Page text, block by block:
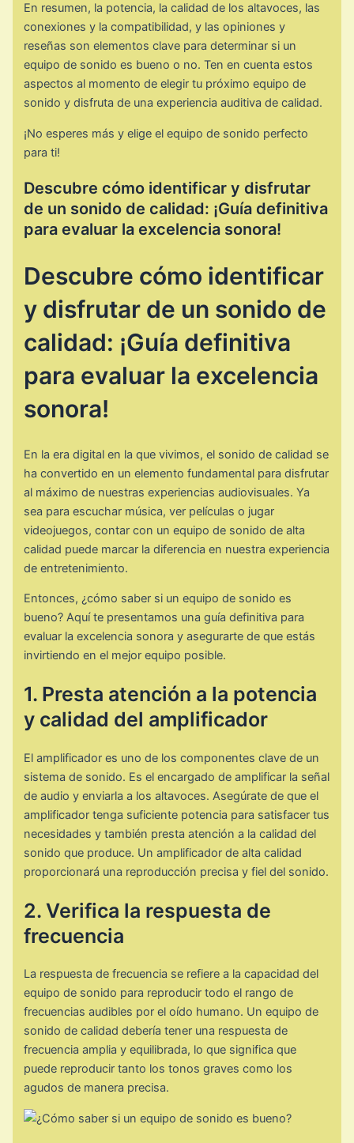
En resumen, la potencia, la calidad de los altavoces, las
conexiones y la compatibilidad, y las opiniones y
reseñas son elementos clave para determinar si un
equipo de sonido es bueno o no. Ten en cuenta estos
aspectos al momento de elegir tu próximo equipo de
sonido y disfruta de una experiencia auditiva de calidad.
¡No esperes más y elige el equipo de sonido perfecto
para ti!
Descubre cómo identificar y disfrutar
de un sonido de calidad: ¡Guía definitiva
para evaluar la excelencia sonora!
Descubre cómo identificar
y disfrutar de un sonido de
calidad: ¡Guía definitiva
para evaluar la excelencia
sonora!
En la era digital en la que vivimos, el sonido de calidad se
ha convertido en un elemento fundamental para disfrutar
al máximo de nuestras experiencias audiovisuales. Ya
sea para escuchar música, ver películas o jugar
videojuegos, contar con un equipo de sonido de alta
calidad puede marcar la diferencia en nuestra experiencia
de entretenimiento.
Entonces, ¿cómo saber si un equipo de sonido es
bueno? Aquí te presentamos una guía definitiva para
evaluar la excelencia sonora y asegurarte de que estás
invirtiendo en el mejor equipo posible.
1. Presta atención a la potencia
y calidad del amplificador
El amplificador es uno de los componentes clave de un
sistema de sonido. Es el encargado de amplificar la señal
de audio y enviarla a los altavoces. Asegúrate de que el
amplificador tenga suficiente potencia para satisfacer tus
necesidades y también presta atención a la calidad del
sonido que produce. Un amplificador de alta calidad
proporcionará una reproducción precisa y fiel del sonido.
2. Verifica la respuesta de
frecuencia
La respuesta de frecuencia se refiere a la capacidad del
equipo de sonido para reproducir todo el rango de
frecuencias audibles por el oído humano. Un equipo de
sonido de calidad debería tener una respuesta de
frecuencia amplia y equilibrada, lo que significa que
puede reproducir tanto los tonos graves como los
agudos de manera precisa.